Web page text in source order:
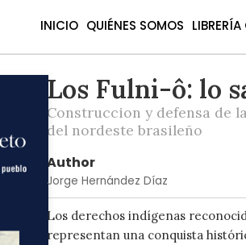
INICIO QUIÉNES SOMOS
Los Fulni-ô: lo
Construccion y defensa de
del nordeste brasileño
Author
Jorge Hernández Díaz
Los derechos indígenas
representan una conquista